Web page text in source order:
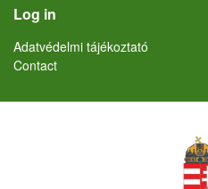
User account menu
Log in
Lábléc
Adatvédelmi tájékoztató
Contact